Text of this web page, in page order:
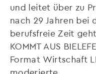
und leitet über zu
nach 29 Jahren bei
berufsfreie Zeit
KOMMT AUS
Format Wirtschaft
moderierte.